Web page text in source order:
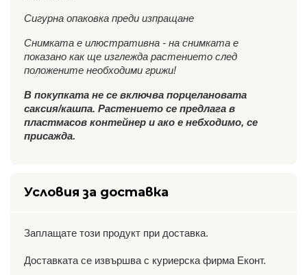
Сигурна опаковка преди изпращане
Снимката е илюстративна - на снимката е
показано как ще изглежда растението след
положените необходими грижи!
В покупката не се включва порцелановата
саксия/кашпа. Растението се предлага в
пластмасов контейнер и ако е небходимо, се
присажда.
Условия за доставка
Заплащате този продукт при доставка.
Доставката се извършва с куриерска фирма Еконт.